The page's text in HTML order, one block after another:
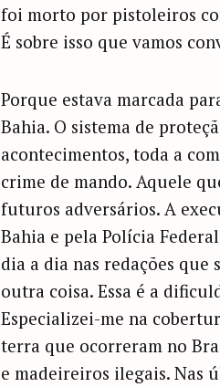
foi morto por pistoleiros
É sobre isso que vamos
Porque estava marcada
Bahia. O sistema de
acontecimentos, toda a
crime de mando. Aquele
futuros adversários. A
Bahia e pela Polícia
dia a dia nas redações
outra coisa. Essa é a
Especializei-me na
terra que ocorreram no
e madeireiros ilegais. Nas